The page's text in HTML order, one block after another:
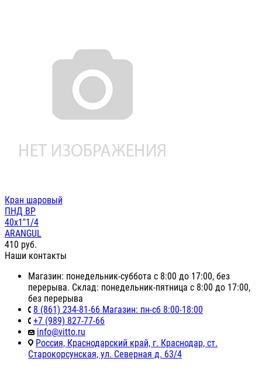
Кран шаровый
ПНД ВР
40х1"1/4
ARANGUL
410 руб.
Наши контакты
Магазин: понедельник-суббота с 8:00 до 17:00, без
перерыва. Склад: понедельник-пятница с 8:00 до 17:00,
без перерыва
8 (861) 234-81-66 Магазин: пн-сб 8:00-18:00
+7 (989) 827-77-66
info@vitto.ru
Россия, Краснодарский край, г. Краснодар, ст.
Старокорсунская, ул. Северная д. 63/4